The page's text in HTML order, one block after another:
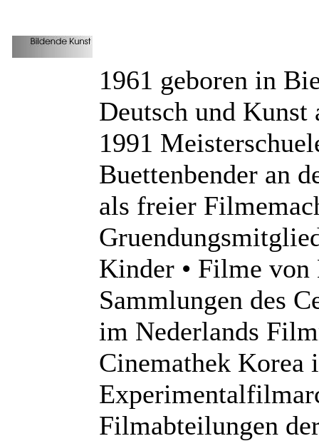
1961 geboren in
Deutsch und
1991
Buettenbender an
als freier
Kinder • Filme
Sammlungen des
im Nederlands
Cinemathek Korea
Filmabteilungen